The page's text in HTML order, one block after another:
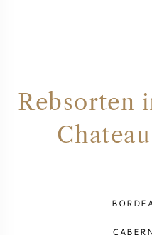
Rebsorten